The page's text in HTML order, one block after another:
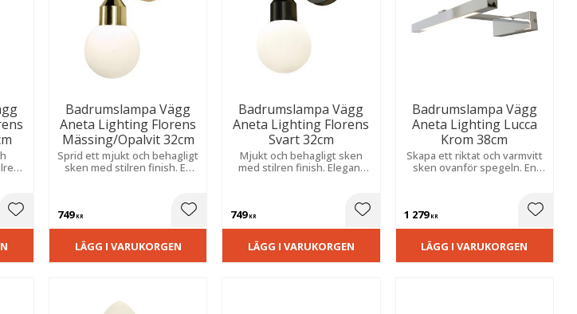
Lägg till i favoriter
Badrumslampa Vägg
Aneta Lighting Florens
Mässing/Opalvit 32cm
Sprid ett mjukt och behagligt
sken med stilren finish. En
både moderna och klassiska
749KR Lägg till i favoriter
LÄGG I VARUKORGEN
Badrumslampa Vägg
Aneta Lighting Florens
Svart 32cm
Mjukt och behagligt sken
med stilren finish. Elegant
749KR Lägg till i favoriter
LÄGG I VARUKORGEN
Badrumslampa Vägg
Aneta Lighting Lucca
Krom 38cm
Skapa ett riktat och varmvitt
sken ovanför spegeln. En
fuktsäkerhet med effektiv
och jämn belysning.
1 279KR Lägg
LÄGG I VARUKORGEN